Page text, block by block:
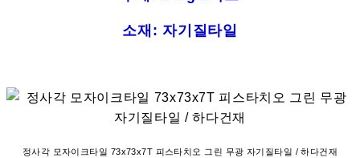
소재: 자기질타일
정사각 모자이크타일 73x73x7T 피스타치오 그린 무광 자기질타일 / 하다건재